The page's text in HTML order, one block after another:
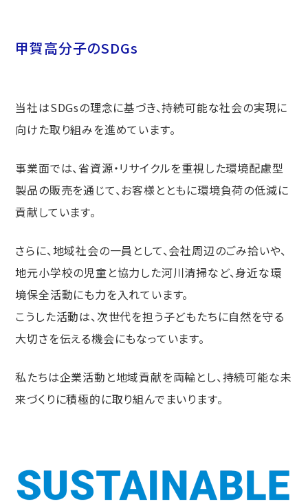
甲賀高分子のSDGs
当社はSDGsの理念に基づき、持続可能な社会の実現に
向けた取り組みを進めています。
事業面では、省資源・リサイクルを重視した環境配慮型
製品の販売を通じて、お客様とともに環境負荷の低減に
貢献しています。
さらに、地域社会の一員として、会社周辺のごみ拾いや、
地元小学校の児童と協力した河川清掃など、身近な環
境保全活動にも力を入れています。
こうした活動は、次世代を担う子どもたちに自然を守る
大切さを伝える機会にもなっています。
私たちは企業活動と地域貢献を両輪とし、持続可能な未
来づくりに積極的に取り組んでまいります。